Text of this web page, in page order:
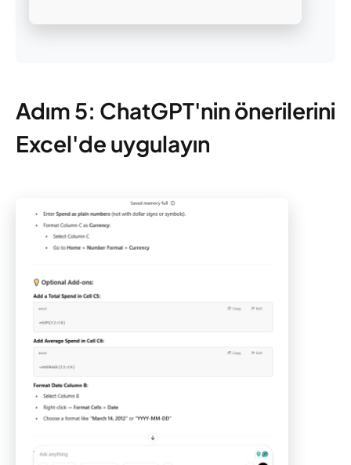
Adım 5: ChatGPT'nin önerilerini
Excel'de uygulayın